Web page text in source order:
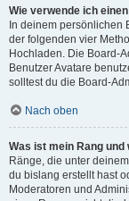
Wie verwende ich
In deinem persönlichen
der folgenden vier
Hochladen. Die Board-
Benutzer Avatare
solltest du die Board-
Nach oben
Was ist mein Rang
Ränge, die unter
du bislang erstellt hast
Moderatoren und